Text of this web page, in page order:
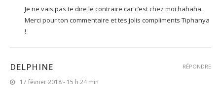
Je ne vais pas te dire le contraire car c’est chez moi hahaha.
Merci pour ton commentaire et tes jolis compliments Tiphanya
!
DELPHINE
17 février 2018 - 15 h 24 min
RÉPONDRE